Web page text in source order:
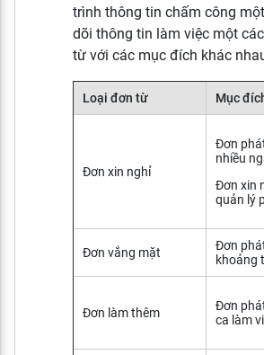
trình thông tin chấm công
dõi thông tin làm việc một
từ với các mục đích khác
Loại đơn từ Mục
Đơn xin nghỉ
Đơn
nhiều
Đơn xin
quản lý
Đơn vắng mặt
Đơn
khoảng
Đơn làm thêm
Đơn
ca làm